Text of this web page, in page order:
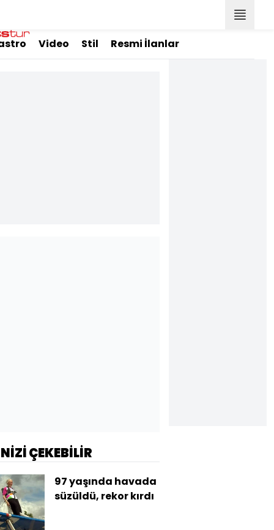
Video Stil Resmi İlanlar
ÇEKEBİLİR
97 yaşında havada
süzüldü, rekor kırdı